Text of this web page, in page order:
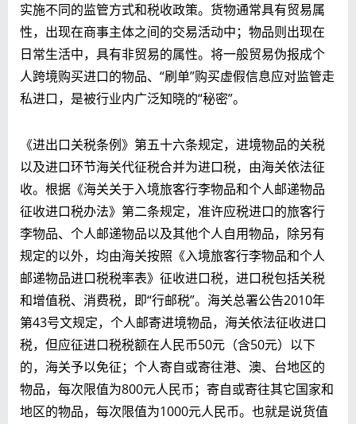
实施不同的监管方式和税收政策。货物通常具有贸易属
性，出现在商事主体之间的交易活动中；物品则出现在
日常生活中，具有非贸易的属性。将一般贸易伪报成个
人跨境购买进口的物品、“刷单”购买虚假信息应对监管走
私进口，是被行业内广泛知晓的“秘密”。
《进出口关税条例》第五十六条规定，进境物品的关税
以及进口环节海关代征税合并为进口税，由海关依法征
收。根据《海关关于入境旅客行李物品和个人邮递物品
征收进口税办法》第二条规定，准许应税进口的旅客行
李物品、个人邮递物品以及其他个人自用物品，除另有
规定的以外，均由海关按照《入境旅客行李物品和个人
邮递物品进口税税率表》征收进口税，进口税包括关税
和增值税、消费税，即“行邮税”。海关总署公告2010年
第43号文规定，个人邮寄进境物品，海关依法征收进口
税，但应征进口税税额在人民币50元（含50元）以下
的，海关予以免征；个人寄自或寄往港、澳、台地区的
物品，每次限值为800元人民币；寄自或寄往其它国家和
地区的物品，每次限值为1000元人民币。也就是说货值